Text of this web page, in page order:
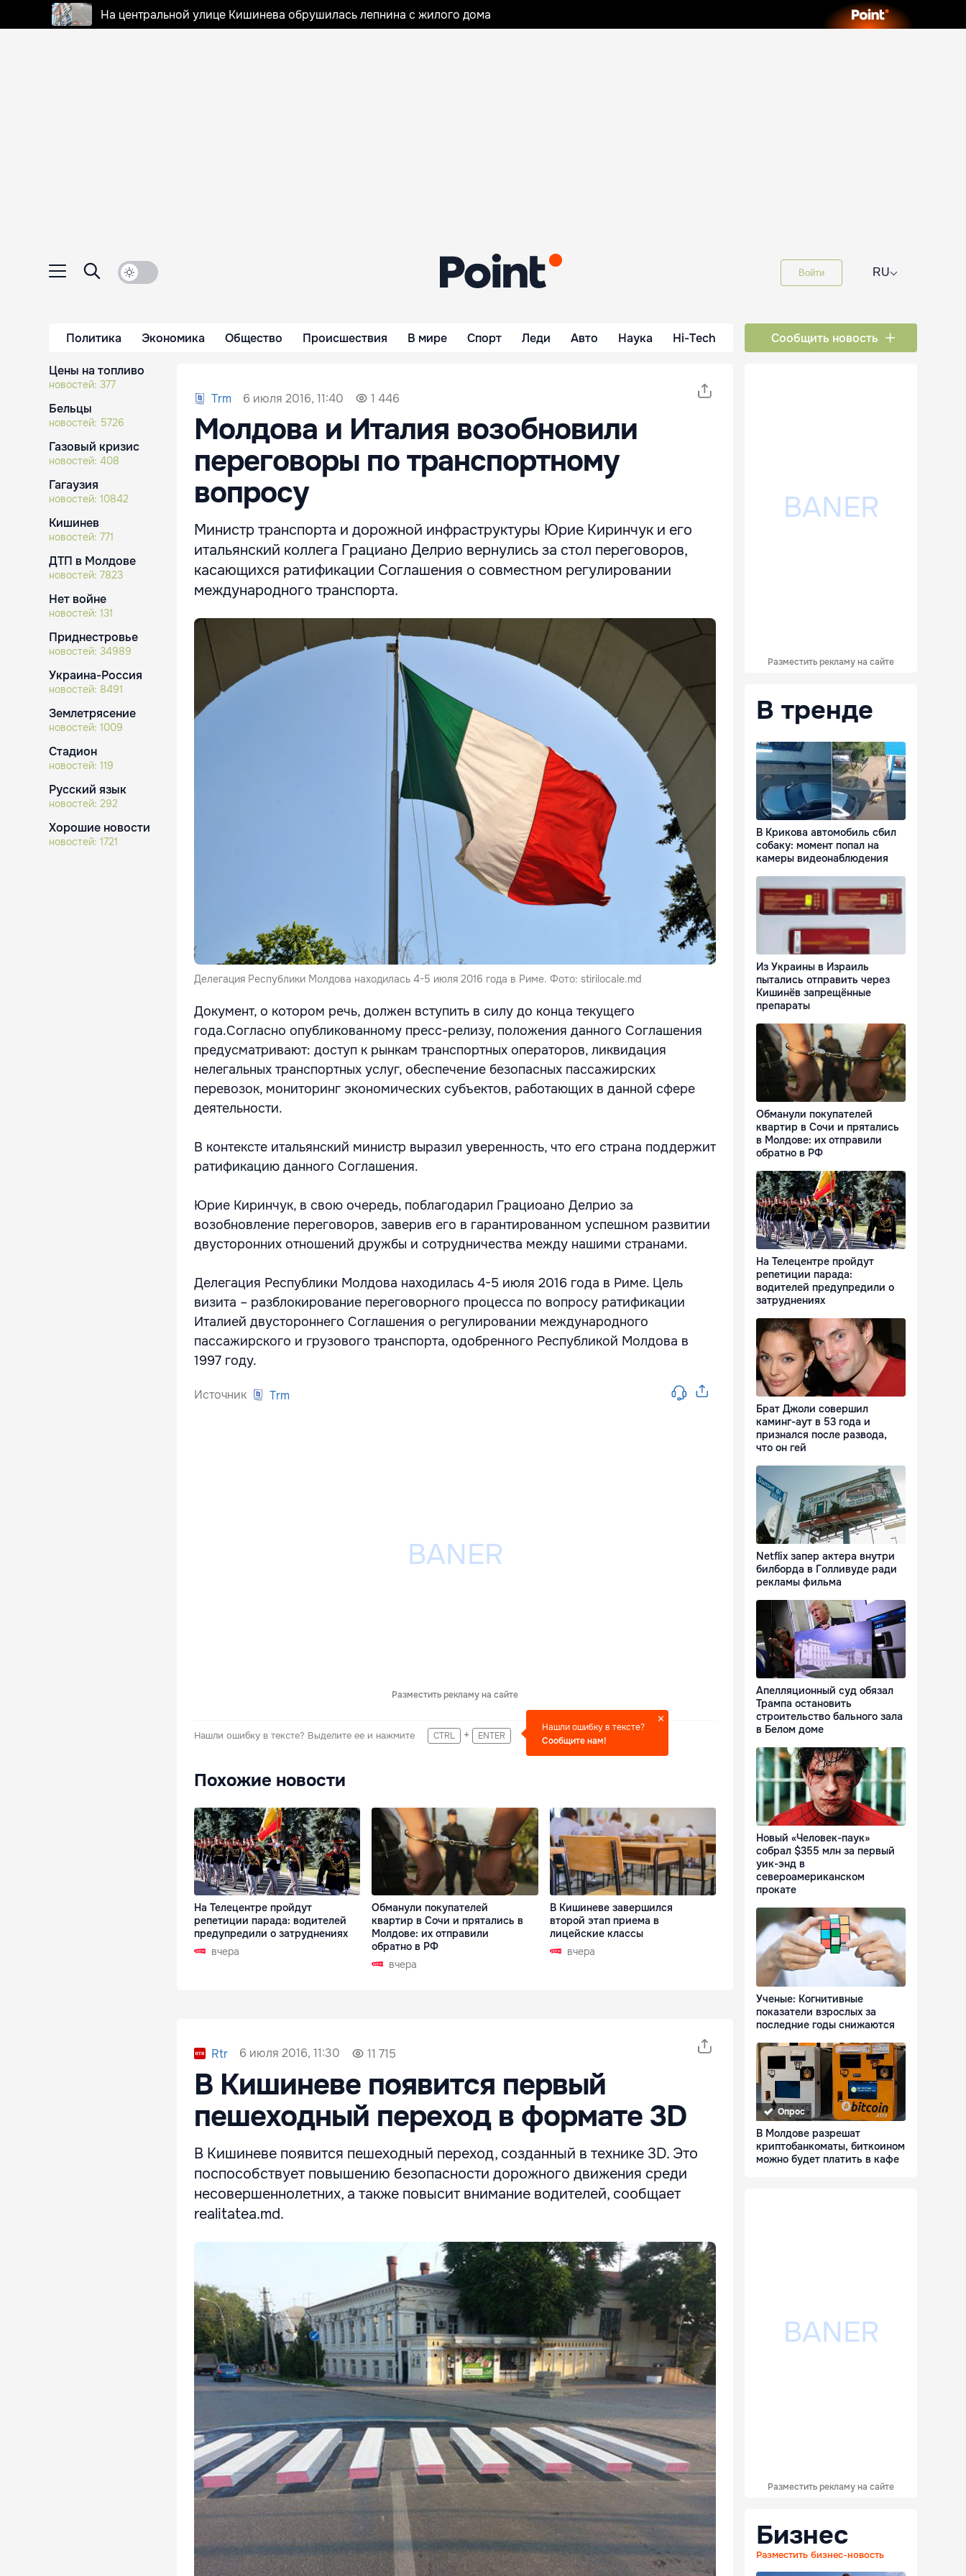
На центральной улице Кишинева обрушилась лепнина с жилого дома
Войти RU⌵
Политика Экономика Общество Происшествия В мире Спорт Леди Авто Наука Hi-Tech Сообщить новость
Цены на топливо
новостей: 377
Бельцы
новостей: 5726
Газовый кризис
новостей: 408
Гагаузия
новостей: 10842
Кишинев
новостей: 771
ДТП в Молдове
новостей: 7823
Нет войне
новостей: 131
Приднестровье
новостей: 34989
Украина-Россия
новостей: 8491
Землетрясение
новостей: 1009
Стадион
новостей: 119
Русский язык
новостей: 292
Хорошие новости
новостей: 1721
Trm 6 июля 2016, 11:40 1 446
Молдова и Италия возобновили
переговоры по транспортному
вопросу
Министр транспорта и дорожной инфраструктуры Юрие Киринчук и его
итальянский коллега Грациано Делрио вернулись за стол переговоров,
касающихся ратификации Соглашения о совместном регулировании
международного транспорта.
Делегация Республики Молдова находилась 4-5 июля 2016 года в Риме. Фото: stirilocale.md
Документ, о котором речь, должен вступить в силу до конца текущего
года.Согласно опубликованному пресс-релизу, положения данного Соглашения
предусматривают: доступ к рынкам транспортных операторов, ликвидация
нелегальных транспортных услуг, обеспечение безопасных пассажирских
перевозок, мониторинг экономических субъектов, работающих в данной сфере
деятельности.
В контексте итальянский министр выразил уверенность, что его страна поддержит
ратификацию данного Соглашения.
Юрие Киринчук, в свою очередь, поблагодарил Грациоано Делрио за
возобновление переговоров, заверив его в гарантированном успешном развитии
двусторонних отношений дружбы и сотрудничества между нашими странами.
Делегация Республики Молдова находилась 4-5 июля 2016 года в Риме. Цель
визита – разблокирование переговорного процесса по вопросу ратификации
Италией двустороннего Соглашения о регулировании международного
пассажирского и грузового транспорта, одобренного Республикой Молдова в
1997 году.
Источник Trm
Разместить рекламу на сайте
Нашли ошибку в тексте? Выделите ее и нажмите CTRL + ENTER
Нашли ошибку в тексте?
Сообщите нам!
Похожие новости
На Телецентре пройдут
репетиции парада: водителей
предупредили о затруднениях
вчера
Обманули покупателей
квартир в Сочи и прятались в
Молдове: их отправили
обратно в РФ
вчера
В Кишиневе завершился
второй этап приема в
лицейские классы
вчера
Rtr 6 июля 2016, 11:30 11 715
В Кишиневе появится первый
пешеходный переход в формате 3D
В Кишиневе появится пешеходный переход, созданный в технике 3D. Это
поспособствует повышению безопасности дорожного движения среди
несовершеннолетних, а также повысит внимание водителей, сообщает
realitatea.md.
Разместить рекламу на сайте
В тренде
В Крикова автомобиль сбил
собаку: момент попал на
камеры видеонаблюдения
Из Украины в Израиль
пытались отправить через
Кишинёв запрещённые
препараты
Обманули покупателей
квартир в Сочи и прятались
в Молдове: их отправили
обратно в РФ
На Телецентре пройдут
репетиции парада:
водителей предупредили о
затруднениях
Брат Джоли совершил
каминг-аут в 53 года и
признался после развода,
что он гей
Netflix запер актера внутри
билборда в Голливуде ради
рекламы фильма
Апелляционный суд обязал
Трампа остановить
строительство бального зала
в Белом доме
Новый «Человек-паук»
собрал $355 млн за первый
уик-энд в
североамериканском
прокате
Ученые: Когнитивные
показатели взрослых за
последние годы снижаются
Опрос
В Молдове разрешат
криптобанкоматы, биткоином
можно будет платить в кафе
Разместить рекламу на сайте
Бизнес
Разместить бизнес-новость